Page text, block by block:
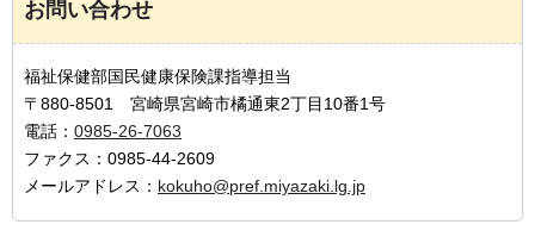
お問い合わせ
福祉保健部国民健康保険課指導担当
〒880-8501 宮崎県宮崎市橘通東2丁目10番1号
電話： 0985-26-7063
ファクス：0985-44-2609
メールアドレス： kokuho@pref.miyazaki.lg.jp